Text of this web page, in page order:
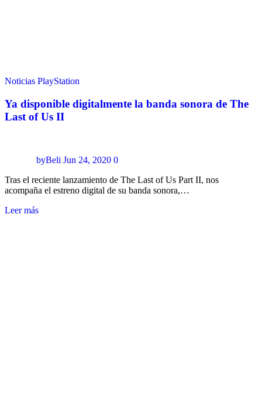
Noticias PlayStation
Ya disponible digitalmente la banda sonora de The
Last of Us II
byBeli Jun 24, 2020 0
Tras el reciente lanzamiento de The Last of Us Part II, nos
acompaña el estreno digital de su banda sonora,…
Leer más